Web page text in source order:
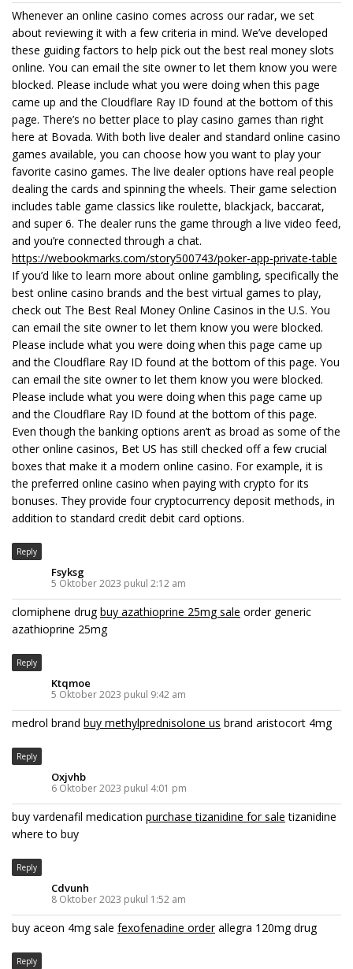
Whenever an online casino comes across our radar, we set
about reviewing it with a few criteria in mind. We’ve developed
these guiding factors to help pick out the best real money slots
online. You can email the site owner to let them know you were
blocked. Please include what you were doing when this page
came up and the Cloudflare Ray ID found at the bottom of this
page. There’s no better place to play casino games than right
here at Bovada. With both live dealer and standard online casino
games available, you can choose how you want to play your
favorite casino games. The live dealer options have real people
dealing the cards and spinning the wheels. Their game selection
includes table game classics like roulette, blackjack, baccarat,
and super 6. The dealer runs the game through a live video feed,
and you’re connected through a chat.
https://webookmarks.com/story500743/poker-app-private-table
If you’d like to learn more about online gambling, specifically the
best online casino brands and the best virtual games to play,
check out The Best Real Money Online Casinos in the U.S. You
can email the site owner to let them know you were blocked.
Please include what you were doing when this page came up
and the Cloudflare Ray ID found at the bottom of this page. You
can email the site owner to let them know you were blocked.
Please include what you were doing when this page came up
and the Cloudflare Ray ID found at the bottom of this page.
Even though the banking options aren’t as broad as some of the
other online casinos, Bet US has still checked off a few crucial
boxes that make it a modern online casino. For example, it is
the preferred online casino when paying with crypto for its
bonuses. They provide four cryptocurrency deposit methods, in
addition to standard credit debit card options.
Reply
Fsyksg
5 Oktober 2023 pukul 2:12 am
clomiphene drugbuy azathioprine 25mg sale order generic
azathioprine 25mg
Reply
Ktqmoe
5 Oktober 2023 pukul 9:42 am
medrol brand buy methylprednisolone us brand aristocort 4mg
Reply
Oxjvhb
6 Oktober 2023 pukul 4:01 pm
buy vardenafil medication purchase tizanidine for sale tizanidine
where to buy
Reply
Cdvunh
8 Oktober 2023 pukul 1:52 am
buy aceon 4mg sale fexofenadine orderallegra 120mg drug
Reply